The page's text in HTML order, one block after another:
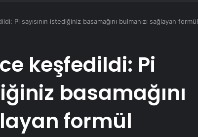
Pi sayısının istediğiniz basamağını bulmanızı sağlayan formül
keşfedildi: Pi
basamağını
formül